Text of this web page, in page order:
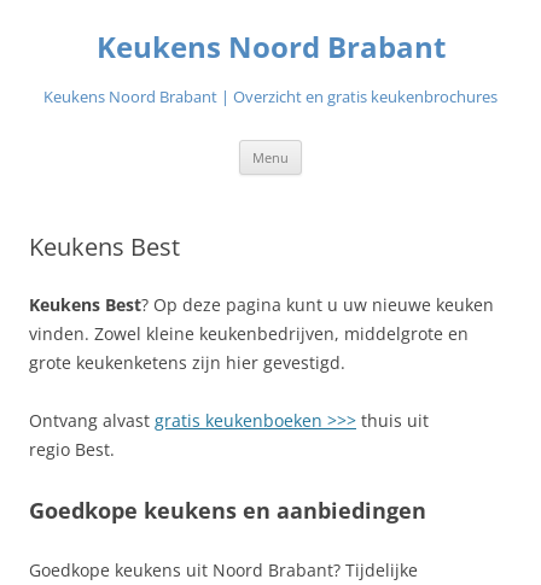
Keukens Noord Brabant
Keukens Noord Brabant | Overzicht en gratis keukenbrochures
Menu
Keukens Best
Keukens Best? Op deze pagina kunt u uw nieuwe keuken
vinden. Zowel kleine keukenbedrijven, middelgrote en
grote keukenketens zijn hier gevestigd.
Ontvang alvast gratis keukenboeken >>> thuis uit
regio Best.
Goedkope keukens en aanbiedingen
Goedkope keukens uit Noord Brabant? Tijdelijke